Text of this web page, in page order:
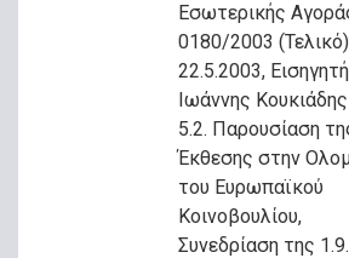
Εσωτερικής
0180/2003
22.5.2003,
Ιωάννης Κουκιάδης
5.2. Παρουσίαση
Έκθεσης στην
του Ευρωπαϊκού
Κοινοβουλίου,
Συνεδρίαση της